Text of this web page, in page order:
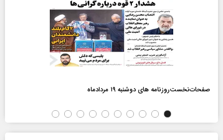
صفحات‌نخست‌روزنامه ها‌ی دوشنبه ۱۹ مردادماه